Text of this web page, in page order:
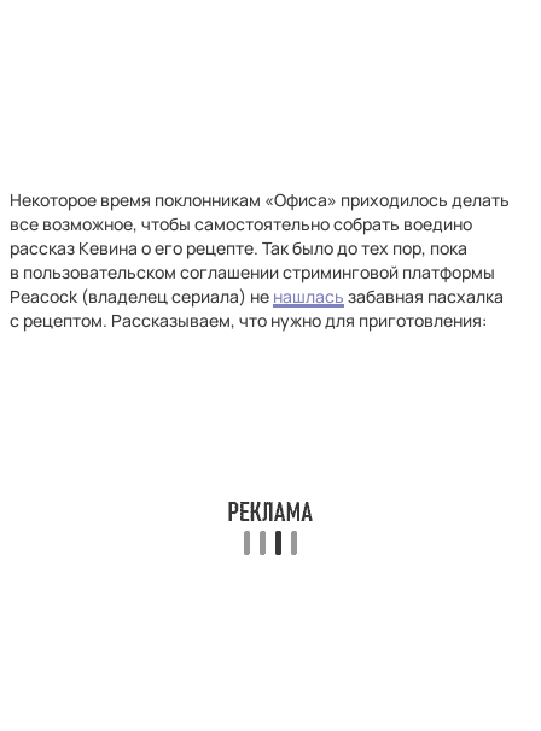
Некоторое время поклонникам «Офиса» приходилось делать
все возможное, чтобы самостоятельно собрать воедино
рассказ Кевина о его рецепте. Так было до тех пор, пока
в пользовательском соглашении стриминговой платформы
Peacock (владелец сериала) не нашлась забавная пасхалка
с рецептом. Рассказываем, что нужно для приготовления: